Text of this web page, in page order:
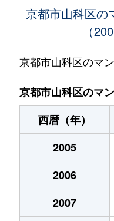
竹鼻堂ノ前町
竹鼻堂ノ前町
竹鼻堂ノ前町
椥辻中在家町
椥辻中在家町
椥辻西浦町
京都市山科区の
（
京都市山科区のマ
京都市山科区のマ
西暦（年）
2005
2006
2007